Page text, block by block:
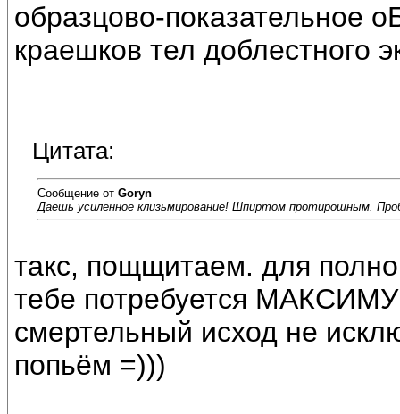
образцово-показательное
краешков тел доблестного
Цитата:
Сообщение от Goryn
Даешь усиленное клизьмирование! Шпиртом протирошным.
такс, пощщитаем. для
тебе потребуется
смертельный исход не
попьём =)))